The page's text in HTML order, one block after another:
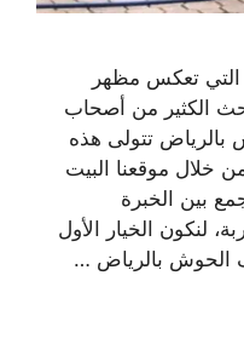
التي تعكس مظهر
الكثير من أصحاب
تتولى هذه
خلال موقعنا البيت
بين الخبرة
لنكون الخيار الأول
بالرياض …